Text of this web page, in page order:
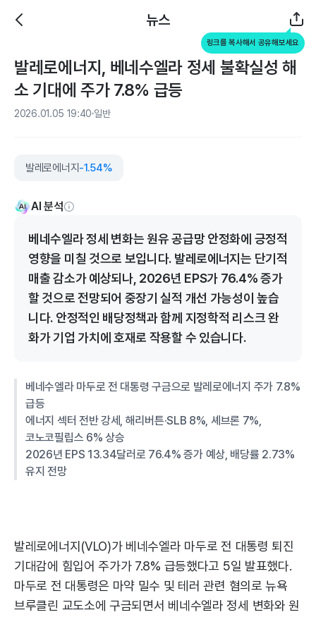
뉴스
링크를 복사해서 공유해보세요
발레로에너지, 베네수엘라 정세 불확실성 해
소 기대에 주가 7.8% 급등
2026.01.05 19:40 일반
발레로에너지 -1.54%
AI 분석
베네수엘라 정세 변화는 원유 공급망 안정화에 긍정적
영향을 미칠 것으로 보입니다. 발레로에너지는 단기적
매출 감소가 예상되나, 2026년 EPS가 76.4% 증가
할 것으로 전망되어 중장기 실적 개선 가능성이 높습
니다. 안정적인 배당정책과 함께 지정학적 리스크 완
화가 기업 가치에 호재로 작용할 수 있습니다.
베네수엘라 마두로 전 대통령 구금으로 발레로에너지 주가 7.8%
급등
에너지 섹터 전반 강세, 해리버튼·SLB 8%, 셰브론 7%,
코노코필립스 6% 상승
2026년 EPS 13.34달러로 76.4% 증가 예상, 배당률 2.73%
유지 전망
발레로에너지(VLO)가 베네수엘라 마두로 전 대통령 퇴진
기대감에 힘입어 주가가 7.8% 급등했다고 5일 발표했다.
마두로 전 대통령은 마약 밀수 및 테러 관련 혐의로 뉴욕
브루클린 교도소에 구금되면서 베네수엘라 정세 변화와 원